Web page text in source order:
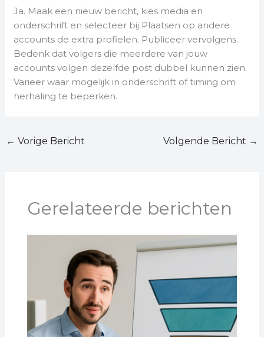
Ja. Maak een nieuw bericht, kies media en
onderschrift en selecteer bij Plaatsen op andere
accounts de extra profielen. Publiceer vervolgens.
Bedenk dat volgers die meerdere van jouw
accounts volgen dezelfde post dubbel kunnen zien.
Varieer waar mogelijk in onderschrift of timing om
herhaling te beperken.
← Vorige Bericht Volgende Bericht →
Gerelateerde berichten